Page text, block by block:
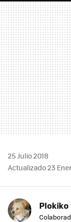
25 Julio 2018
Actualizado 23
Plokiko